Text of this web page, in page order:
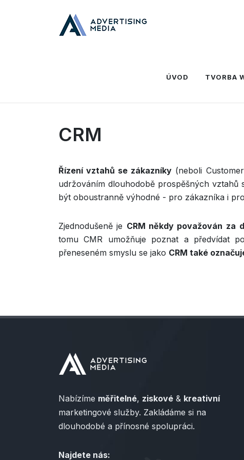
ÚVOD TVORBA
CRM
Řízení vztahů se zákazníky (neboli
udržováním dlouhodobě prospěšných vztahů
být oboustranně výhodné - pro zákazníka i
Zjednodušeně je CRM někdy považován za
tomu CMR umožňuje poznat a předvídat
přeneseném smyslu se jako CRM také
Nabízíme měřitelné, ziskové & kreativní
marketingové služby. Zakládáme si na
dlouhodobé a přínosné spolupráci.
Najdete nás: